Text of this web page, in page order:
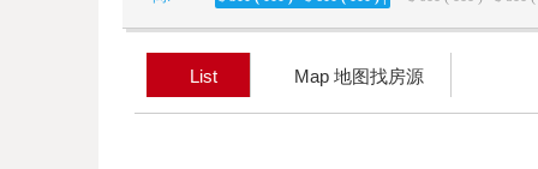
List Map 地图找房源